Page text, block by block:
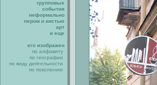
групповые
события
неформально
пером и кистью
арт
и еще
кто изображен
по алфавиту
по географии
по виду деятельности
по поколению